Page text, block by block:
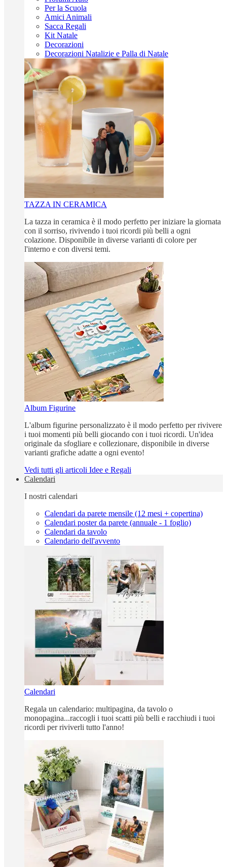
Per la Scuola
Amici Animali
Sacca Regali
Kit Natale
Decorazioni
Decorazioni Natalizie e Palla di Natale
TAZZA IN CERAMICA
La tazza in ceramica è il modo perfetto per iniziare la giornata
con il sorriso, rivivendo i tuoi ricordi più belli a ogni
colazione. Disponibile in diverse varianti di colore per
l'interno e con diversi temi.
Album Figurine
L'album figurine personalizzato è il modo perfetto per rivivere
i tuoi momenti più belli giocando con i tuoi ricordi. Un'idea
originale da sfogliare e collezionare, disponibile in diverse
varianti grafiche adatte a ogni evento!
Vedi tutti gli articoli Idee e Regali
Calendari
I nostri calendari
Calendari da parete mensile (12 mesi + copertina)
Calendari poster da parete (annuale - 1 foglio)
Calendari da tavolo
Calendario dell'avvento
Calendari
Regala un calendario: multipagina, da tavolo o
monopagina...raccogli i tuoi scatti più belli e racchiudi i tuoi
ricordi per riviverli tutto l'anno!